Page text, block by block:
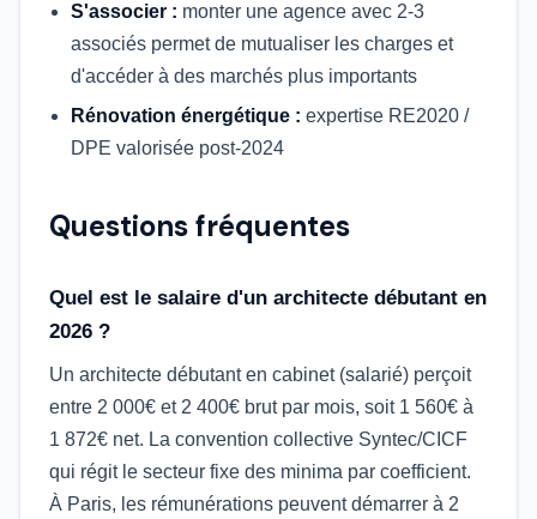
S'associer : monter une agence avec 2-3
associés permet de mutualiser les charges et
d'accéder à des marchés plus importants
Rénovation énergétique : expertise RE2020 /
DPE valorisée post-2024
Questions fréquentes
Quel est le salaire d'un architecte débutant en
2026 ?
Un architecte débutant en cabinet (salarié) perçoit
entre 2 000€ et 2 400€ brut par mois, soit 1 560€ à
1 872€ net. La convention collective Syntec/CICF
qui régit le secteur fixe des minima par coefficient.
À Paris, les rémunérations peuvent démarrer à 2